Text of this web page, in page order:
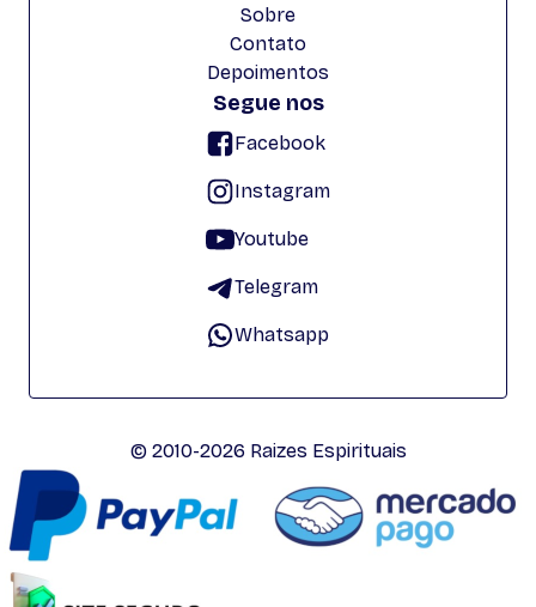
Sobre
Contato
Depoimentos
Segue nos
Facebook
Instagram
Youtube
Telegram
Whatsapp
© 2010-2026 Raizes Espirituais